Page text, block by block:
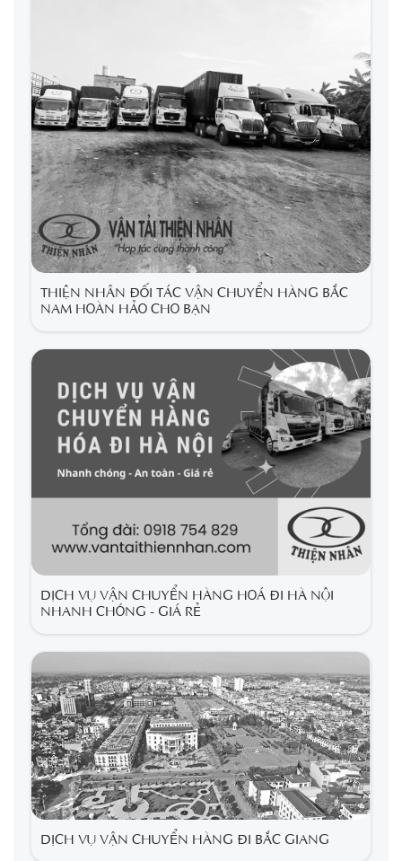
THIỆN NHÂN ĐỐI TÁC VẬN CHUYỂN HÀNG BẮC
NAM HOÀN HẢO CHO BẠN
DỊCH VỤ VẬN CHUYỂN HÀNG HOÁ ĐI HÀ NỘI
NHANH CHÓNG - GIÁ RẺ
DỊCH VỤ VẬN CHUYỂN HÀNG ĐI BẮC GIANG